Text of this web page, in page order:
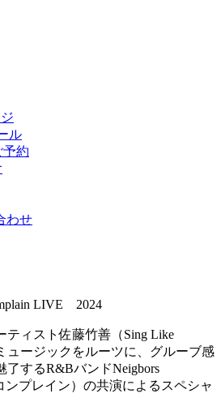
ル
予約
わせ
LIVE 2024
ティスト佐藤竹善（Sing Like
ュージックをルーツに、グルーブ感
するR&BバンドNeigbors
ンプレイン）の共演によるスペシャ